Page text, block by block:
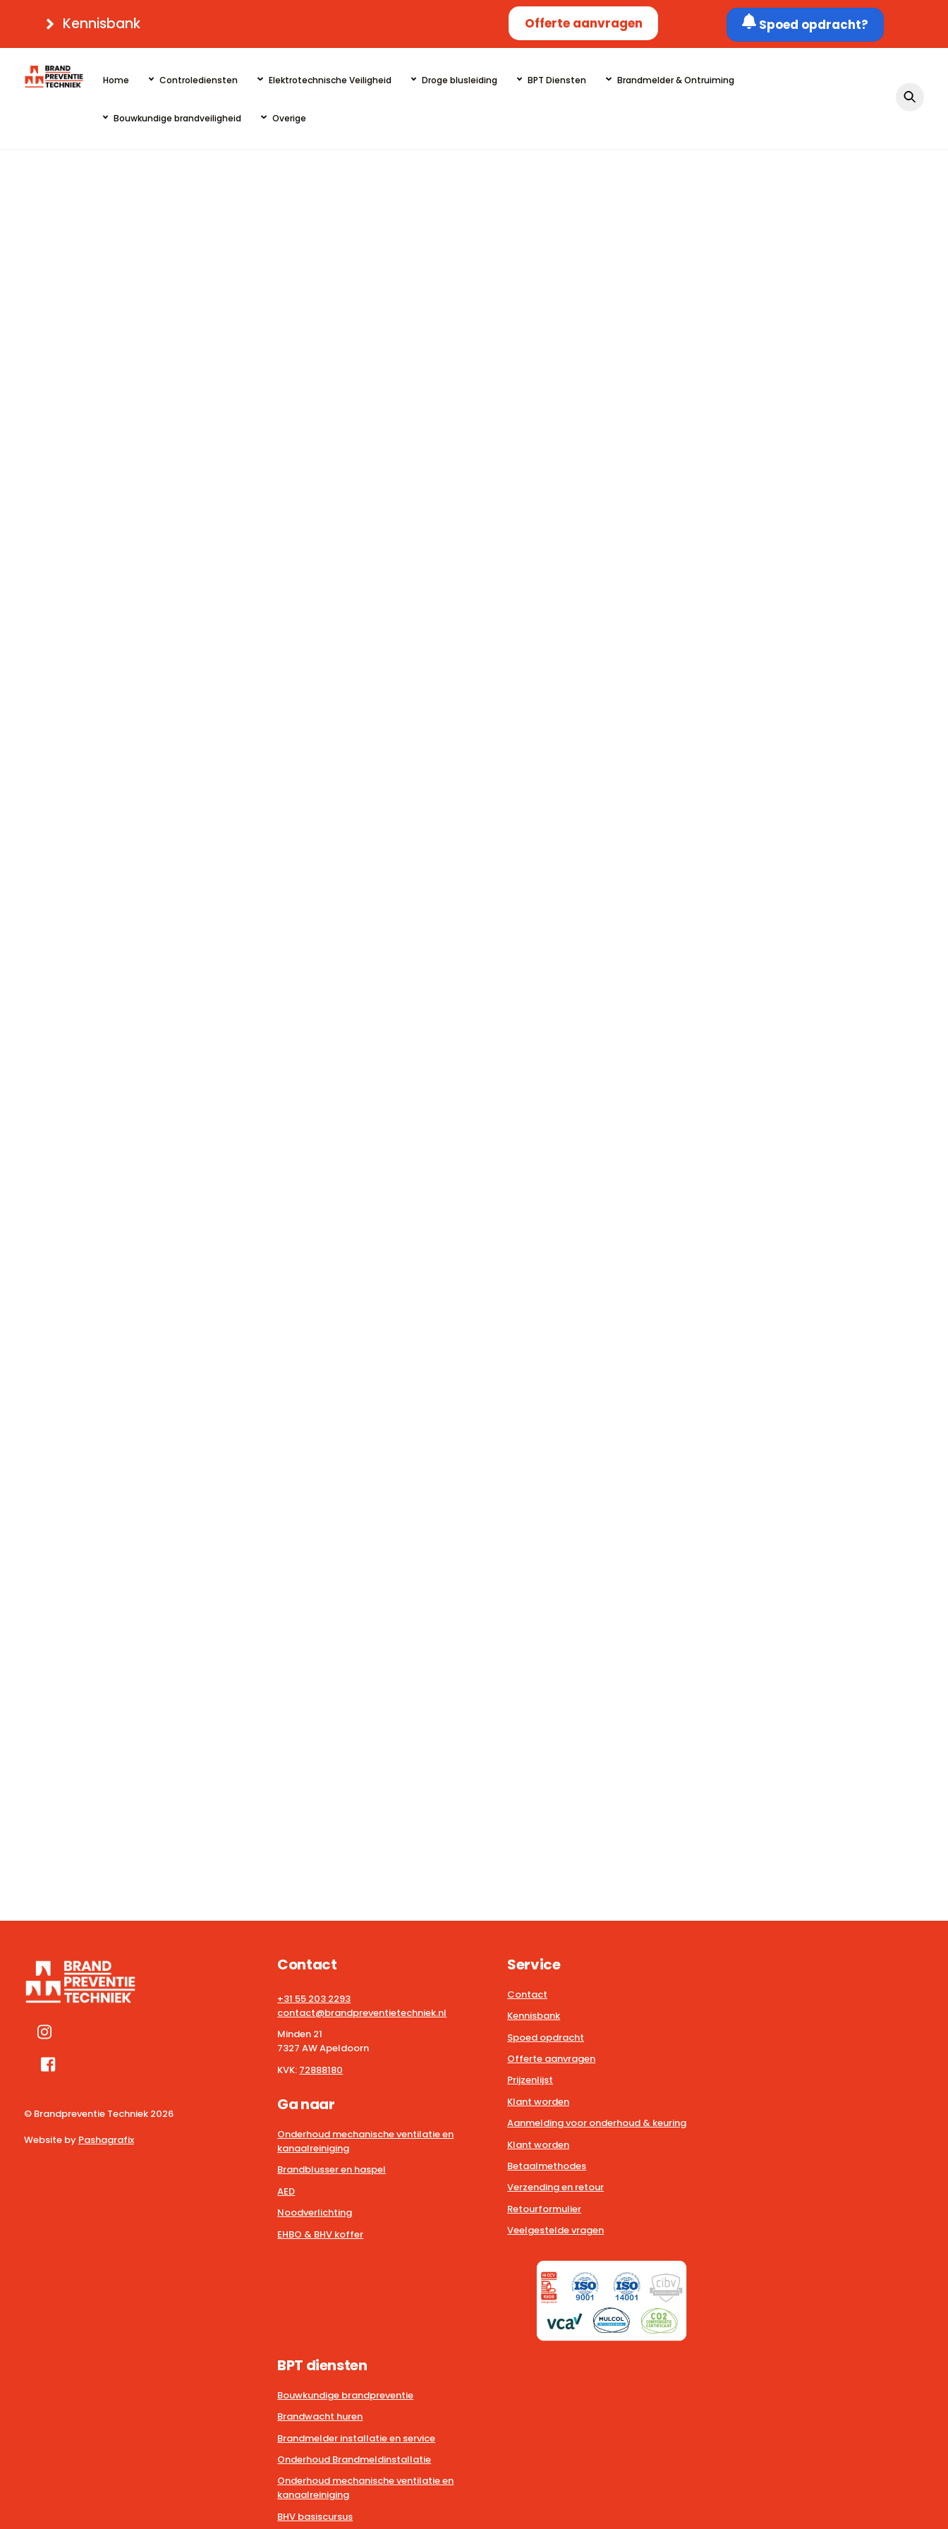
content
Kennisbank Offerte aanvragen Spoed opdracht?
Home Controlediensten Elektrotechnische Veiligheid Droge blusleiding BPT Diensten Brandmelder & Ontruiming
Bouwkundige brandveiligheid Overige
© Brandpreventie Techniek 2026
Website by Pashagrafix
Contact
+31 55 203 2293
contact@brandpreventietechniek.nl
Minden 21
7327 AW Apeldoorn
KVK: 72888180
Ga naar
Onderhoud mechanische ventilatie en
kanaalreiniging
Brandblusser en haspel
AED
Noodverlichting
EHBO & BHV koffer
Service
Contact
Kennisbank
Spoed opdracht
Offerte aanvragen
Prijzenlijst
Klant worden
Aanmelding voor onderhoud & keuring
Klant worden
Betaalmethodes
Verzending en retour
Retourformulier
Veelgestelde vragen
BPT diensten
Bouwkundige brandpreventie
Brandwacht huren
Brandmelder installatie en service
Onderhoud Brandmeldinstallatie
Onderhoud mechanische ventilatie en
kanaalreiniging
BHV basiscursus